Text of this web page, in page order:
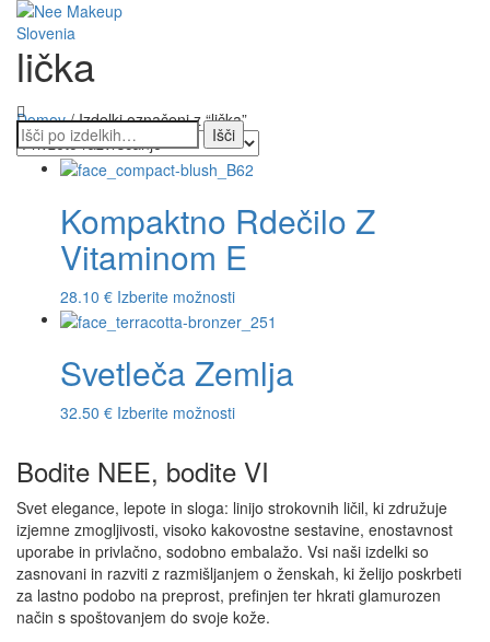
lička
Domov/ Izdelki označeni z “lička”
Kompaktno Rdečilo Z
Vitaminom E
28.10 € Izberite možnostiTa
izdelek
različic.
Možnosti
na
izdelka
Svetleča Zemlja
32.50 € Izberite možnostiTa
več
različic.
Možnosti
lahko
izberete
na
strani
izdelka
Bodite NEE, bodite VI
Svet elegance, lepote in sloga: linijo strokovnih ličil, ki združuje
izjemne zmogljivosti, visoko kakovostne sestavine, enostavnost
uporabe in privlačno, sodobno embalažo. Vsi naši izdelki so
zasnovani in razviti z razmišljanjem o ženskah, ki želijo poskrbeti
za lastno podobo na preprost, prefinjen ter hkrati glamurozen
način s spoštovanjem do svoje kože.